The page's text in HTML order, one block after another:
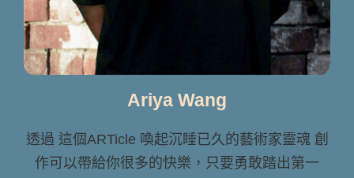
Ariya Wang
透過 這個ARTicle 喚起沉睡已久的藝術家靈魂 創
作可以帶給你很多的快樂，只要勇敢踏出第一